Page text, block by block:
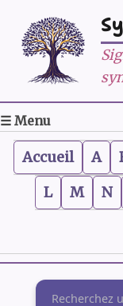
☰ Menu
Accueil A
L
M N
Rechercher